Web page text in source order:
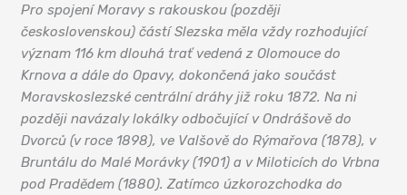
Pro spojení Moravy s rakouskou (později
československou) částí Slezska měla vždy rozhodující
význam 116 km dlouhá trať vedená z Olomouce do
Krnova a dále do Opavy, dokončená jako součást
Moravskoslezské centrální dráhy již roku 1872. Na ni
později navázaly lokálky odbočující v Ondrášově do
Dvorců (v roce 1898), ve Valšově do Rýmařova (1878), v
Bruntálu do Malé Morávky (1901) a v Miloticích do Vrbna
pod Pradědem (1880). Zatímco úzkorozchodka do